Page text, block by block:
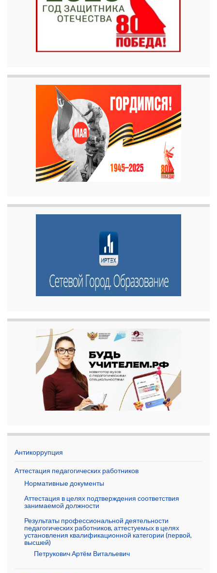
Антикоррупция
Аттестация педагогических работников
Нормативные документы
Аттестация в целях подтверждения соответствия
занимаемой должности
Результаты профессиональной деятельности
педагогических работников, аттестуемых в целях
установления квалификационной категории (первой,
высшей)
Петрукович Артём Витальевич